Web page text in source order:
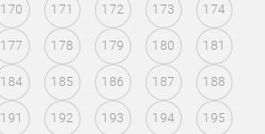
170 171 172 173 174
177 178 179 180 181
184 185 186 187 188
191 192 193 194 195